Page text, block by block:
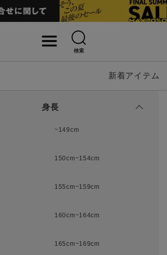
検索
新着アイテム
キーワード
身長
~149cm
150cm~154cm
155cm~159cm
160cm~164cm
165cm~169cm